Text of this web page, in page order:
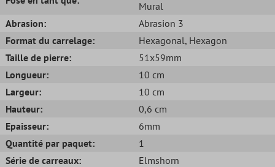
Mural
Abrasion:
Abrasion 3
Format du carrelage:
Hexagonal, Hexagon
Taille de pierre:
51x59mm
Longueur:
10 cm
Largeur:
10 cm
Hauteur:
0,6 cm
Epaisseur:
6mm
Quantité par paquet:
1
Série de carreaux:
Elmshorn